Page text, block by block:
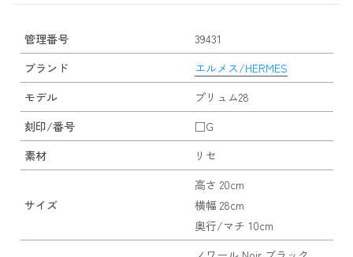
管理番号
39431
ブランド
エルメス/HERMES
モデル
プリュム28
刻印/番号
□G
素材
リセ
サイズ
高さ 20cm
横幅 28cm
奥行/マチ 10cm